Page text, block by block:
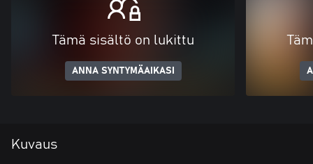
Tämä sisältö on lukittu
ANNA SYNTYMÄAIKASI
Kuvaus